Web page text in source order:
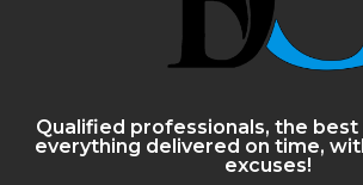
Qualified professionals, the
everything delivered on time,
excuses!